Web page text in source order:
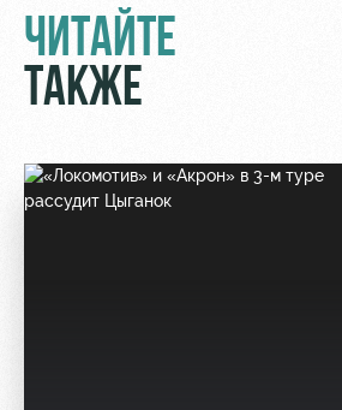
ЧИТАЙТЕ
ТАКЖЕ